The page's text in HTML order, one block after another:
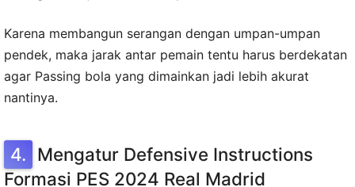
Karena membangun serangan dengan umpan-umpan
pendek, maka jarak antar pemain tentu harus berdekatan
agar Passing bola yang dimainkan jadi lebih akurat
nantinya.
Mengatur Defensive Instructions
Formasi PES 2024 Real Madrid